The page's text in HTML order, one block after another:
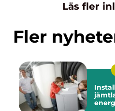
Läs fler
Fler